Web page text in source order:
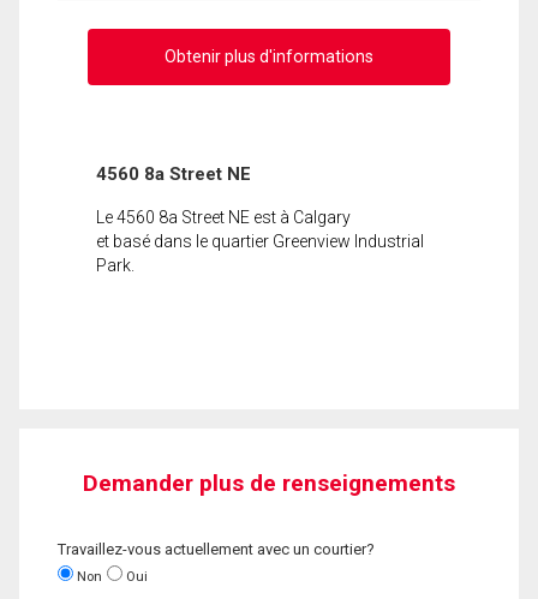
Obtenir plus d'informations
4560 8a Street NE
Le 4560 8a Street NE est à Calgary
et basé dans le quartier Greenview Industrial
Park.
Demander plus de renseignements
Travaillez-vous actuellement avec un courtier?
Non Oui